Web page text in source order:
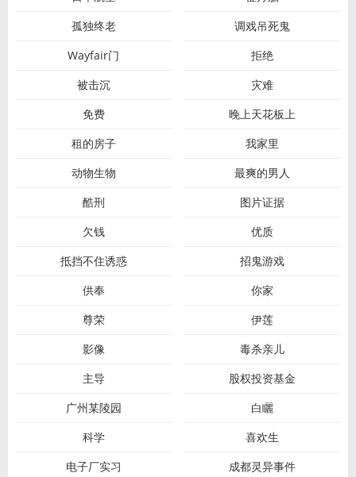
孤独终老
调戏吊死鬼
Wayfair门
拒绝
被击沉
灾难
免费
晚上天花板上
租的房子
我家里
动物生物
最爽的男人
酷刑
图片证据
欠钱
优质
抵挡不住诱惑
招鬼游戏
供奉
你家
尊荣
伊莲
影像
毒杀亲儿
主导
股权投资基金
广州某陵园
白矖
科学
喜欢生
电子厂实习
成都灵异事件